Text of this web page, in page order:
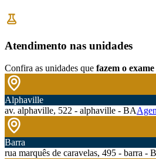
Atendimento nas unidades
Confira as unidades que fazem o exame
Alphaville
av. alphaville, 522 - alphaville - BA
Barra
rua marquês de caravelas, 495 - barra -